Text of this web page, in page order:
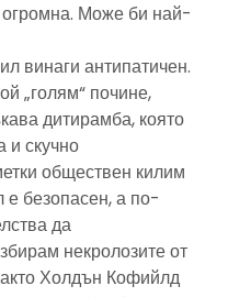
огромна. Може би най-
винаги антипатичен.
„голям“ почине,
дитирамба, която
и скучно
обществен килим
е безопасен, а по-
да
некролозите от
Холдън Кофийлд